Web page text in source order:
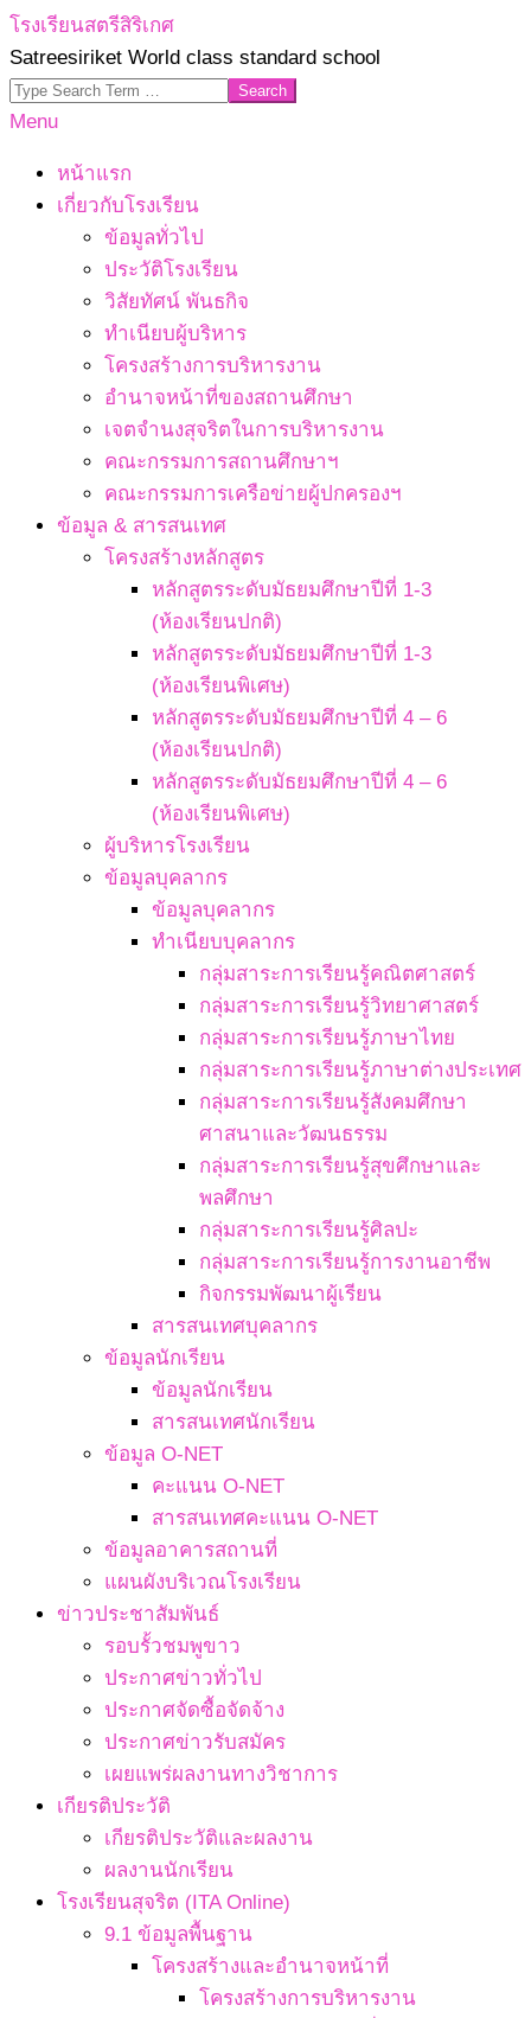
Skip
to
content
โรงเรียนสตรีสิริเกศ
Satreesiriket World class standard school
Search
Primary
Menu
Menu
หน้าแรก
เกี่ยวกับโรงเรียน
ข้อมูลทั่วไป
ประวัติโรงเรียน
วิสัยทัศน์ พันธกิจ
ทำเนียบผู้บริหาร
โครงสร้างการบริหารงาน
อำนาจหน้าที่ของสถานศึกษา
เจตจํานงสุจริตในการบริหารงาน
คณะกรรมการสถานศึกษาฯ
คณะกรรมการเครือข่ายผู้ปกครองฯ
ข้อมูล & สารสนเทศ
โครงสร้างหลักสูตร
หลักสูตรระดับมัธยมศึกษาปีที่ 1-3
(ห้องเรียนปกติ)
หลักสูตรระดับมัธยมศึกษาปีที่ 1-3
(ห้องเรียนพิเศษ)
หลักสูตรระดับมัธยมศึกษาปีที่ 4 – 6
(ห้องเรียนปกติ)
หลักสูตรระดับมัธยมศึกษาปีที่ 4 – 6
(ห้องเรียนพิเศษ)
ผู้บริหารโรงเรียน
ข้อมูลบุคลากร
ข้อมูลบุคลากร
ทำเนียบบุคลากร
กลุ่มสาระการเรียนรู้คณิตศาสตร์
กลุ่มสาระการเรียนรู้วิทยาศาสตร์
กลุ่มสาระการเรียนรู้ภาษาไทย
กลุ่มสาระการเรียนรู้ภาษาต่างประเทศ
กลุ่มสาระการเรียนรู้สังคมศึกษา
ศาสนาและวัฒนธรรม
กลุ่มสาระการเรียนรู้สุขศึกษาและ
พลศึกษา
กลุ่มสาระการเรียนรู้ศิลปะ
กลุ่มสาระการเรียนรู้การงานอาชีพ
กิจกรรมพัฒนาผู้เรียน
สารสนเทศบุคลากร
ข้อมูลนักเรียน
ข้อมูลนักเรียน
สารสนเทศนักเรียน
ข้อมูล O-NET
คะแนน O-NET
สารสนเทศคะแนน O-NET
ข้อมูลอาคารสถานที่
แผนผังบริเวณโรงเรียน
ข่าวประชาสัมพันธ์
รอบรั้วชมพูขาว
ประกาศข่าวทั่วไป
ประกาศจัดซื้อจัดจ้าง
ประกาศข่าวรับสมัคร
เผยแพร่ผลงานทางวิชาการ
เกียรติประวัติ
เกียรติประวัติและผลงาน
ผลงานนักเรียน
โรงเรียนสุจริต (ITA Online)
9.1 ข้อมูลพื้นฐาน
โครงสร้างและอำนาจหน้าที่
โครงสร้างการบริหารงาน